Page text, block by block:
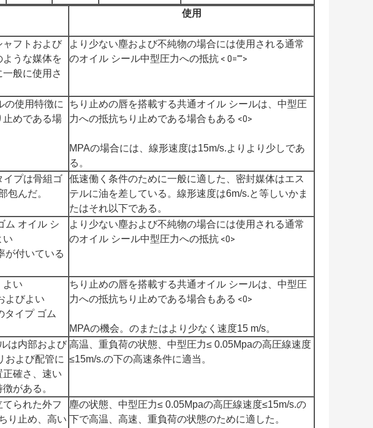
使用
ャフトおよび
うな媒体を
般に使用さ
より少ない塵および不純物の場合には使用される通常
のオイル シール中型圧力への抵抗 < 0="">
の使用特徴に
止めである場
ちり止めの唇を搭載する共通オイル シールは、中型圧
力への抵抗ちり止めである場合もある <0>
MPAの場合には、線形速度は15m/s.よりより少しであ
る。
イプは骨組ゴ
包んだ。
低速働く条件のために一般に適した、密封媒体はエス
テルに油を差している。線形速度は6m/s.と等しいかま
たはそれ以下である。
ム オイル シ
い
が付いている
より少ない塵および不純物の場合には使用される通常
のオイル シール中型圧力への抵抗 <0>
よい
よびよい
タイプ ゴム
ちり止めの唇を搭載する共通オイル シールは、中型圧
力への抵抗ちり止めである場合もある <0>
MPAの機会。のまたはより少なく速度15 m/s。
は内部および
および配管に
正確さ、速い
がある。
高温、重負荷の状態、中型圧力≤ 0.05Mpaの高圧線速度
≤15m/s.の下の高速条件に適当。
られた外フ
り止め、高い
塵の状態、中型圧力≤ 0.05Mpaの高圧線速度≤15m/s.の
下で高温、高速、重負荷の状態のために適した。